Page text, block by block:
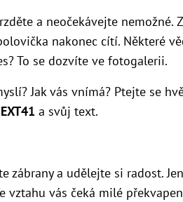
a neočekávejte nemožné.
nakonec cítí. Některé
To se dozvíte ve fotogalerii.
Jak vás vnímá? Ptejte se
a svůj text.
zábrany a udělejte si radost.
vztahu vás čeká milé